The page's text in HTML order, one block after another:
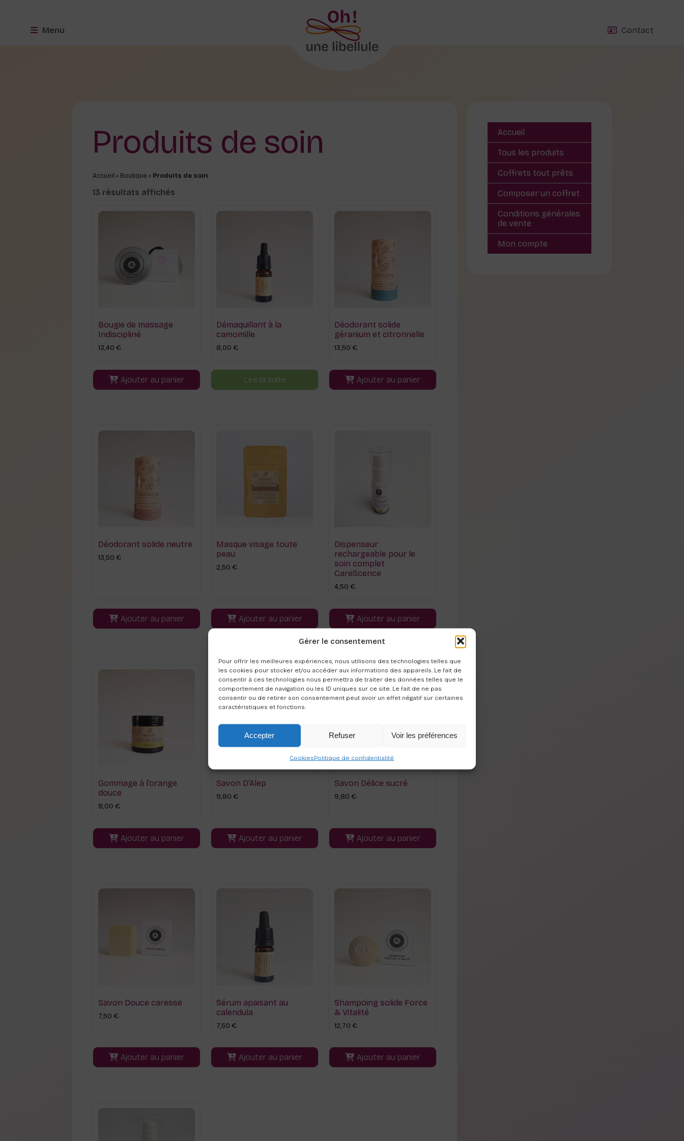
Gérer le consentement
Pour offrir les meilleures expériences, nous utilisons des technologies telles que
les cookies pour stocker et/ou accéder aux informations des appareils. Le fait de
consentir à ces technologies nous permettra de traiter des données telles que le
comportement de navigation ou les ID uniques sur ce site. Le fait de ne pas
consentir ou de retirer son consentement peut avoir un effet négatif sur certaines
caractéristiques et fonctions.
Accepter Refuser Voir les préférences
CookiesPolitique de confidentialité
Menu Contact
Produits de soin
Accueil » Boutique » Produits de soin
13 résultats affichés
Bougie de massage
Indiscipliné
13,40 €
Ajouter au panier
Démaquillant à la
camomille
8,00€
Lire la suite
Déodorant solide
géranium et citronnelle
13,50€
Ajouter au panier
Déodorant solide neutre
13,50 €
Ajouter au panier
Masque visage toute
peau
2,50€
Ajouter au panier
Dispenseur
rechargeable pour le
soin complet
CareScence
4,50€
Ajouter au panier
Gommage à l’orange
douce
8,00 €
Ajouter au panier
Savon D’Alep
9,80€
Ajouter au panier
Savon Délice sucré
9,80€
Ajouter au panier
Savon Douce caresse
7,50 €
Ajouter au panier
Sérum apaisant au
calendula
7,50€
Ajouter au panier
Shampoing solide Force
& Vitalité
12,70€
Ajouter au panier
Accueil
Tous les produits
Coffrets tout prêts
Composer un coffret
Conditions générales
de vente
Mon compte